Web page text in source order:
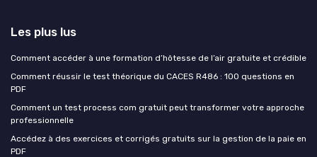
Les plus lus
Comment accéder à une formation d’hôtesse de l’air gratuite et crédible
Comment réussir le test théorique du CACES R486 : 100 questions en
PDF
Comment un test process com gratuit peut transformer votre approche
professionnelle
Accédez à des exercices et corrigés gratuits sur la gestion de la paie en
PDF